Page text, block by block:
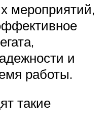
мероприятий,
и
работы.
такие